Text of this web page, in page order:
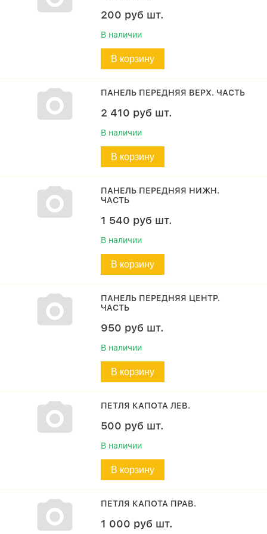
200 руб шт.
В наличии
В корзину
ПАНЕЛЬ ПЕРЕДНЯЯ ВЕРХ. ЧАСТЬ
2 410 руб шт.
В наличии
В корзину
ПАНЕЛЬ ПЕРЕДНЯЯ НИЖН.
ЧАСТЬ
1 540 руб шт.
В наличии
В корзину
ПАНЕЛЬ ПЕРЕДНЯЯ ЦЕНТР.
ЧАСТЬ
950 руб шт.
В наличии
В корзину
ПЕТЛЯ КАПОТА ЛЕВ.
500 руб шт.
В наличии
В корзину
ПЕТЛЯ КАПОТА ПРАВ.
1 000 руб шт.